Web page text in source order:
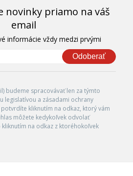
novinky priamo na váš
email
informácie vždy medzi prvými
Odoberať
budeme spracovávať len za týmto
legislatívou a zásadami ochrany
kliknutím na odkaz, ktorý vám
môžete kedykoľvek odvolať
na odkaz z ktoréhokoľvek